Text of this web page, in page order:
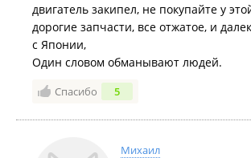
двигатель закипел, не покупайте у
дорогие запчасти, все отжатое, и
с Японии,
Один словом обманывают людей.
Спасибо 5
Михаил